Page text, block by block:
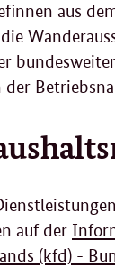
aus
auf der
(kfd) -